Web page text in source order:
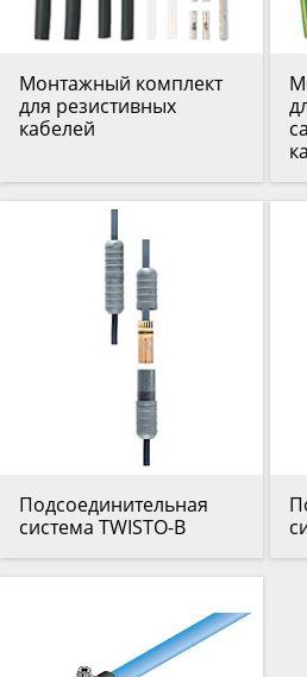
Монтажный комплект
для резистивных
кабелей
Подсоединительная
система TWISTO-B